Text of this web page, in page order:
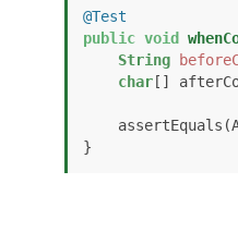
@Test
public void
String
char[]
}